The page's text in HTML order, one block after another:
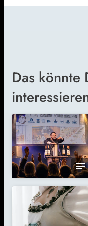
Das könnte